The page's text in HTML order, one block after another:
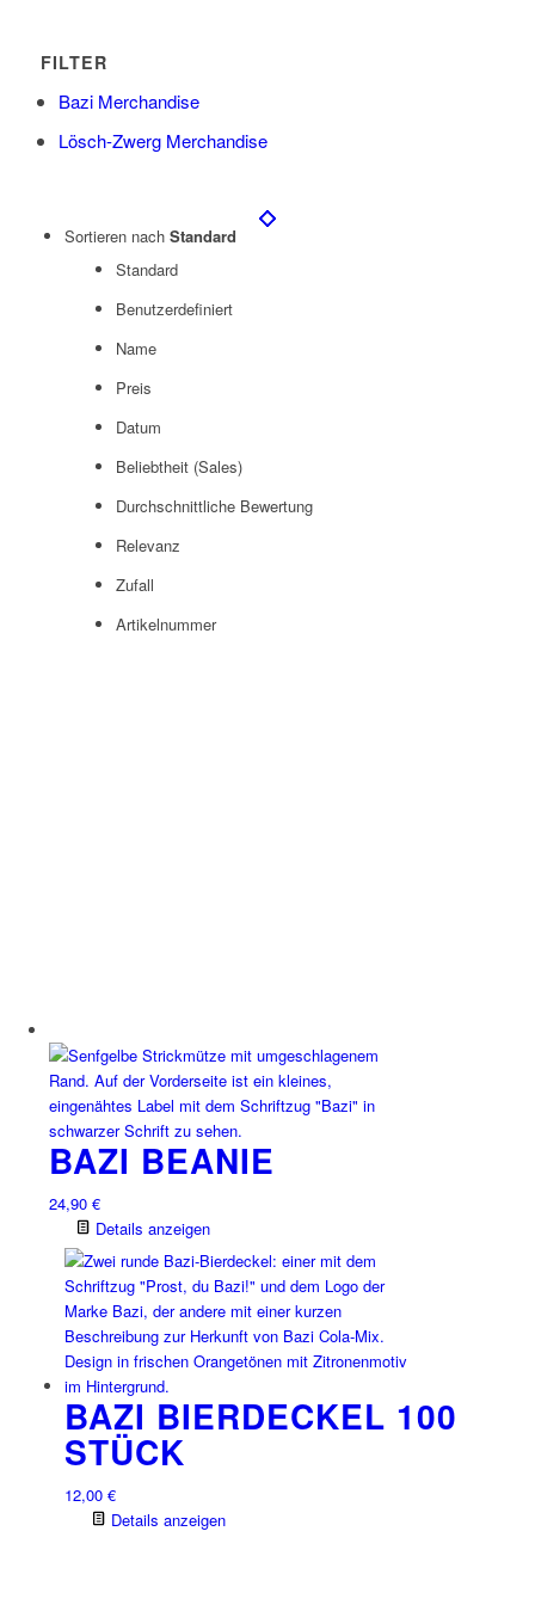
FILTER
Bazi Merchandise
Lösch-Zwerg Merchandise
Sortieren nach Standard
Standard
Benutzerdefiniert
Name
Preis
Datum
Beliebtheit (Sales)
Durchschnittliche Bewertung
Relevanz
Zufall
Artikelnummer
BAZI BEANIE
24,90 €
Details anzeigen
BAZI BIERDECKEL 100
STÜCK
12,00 €
Details anzeigen